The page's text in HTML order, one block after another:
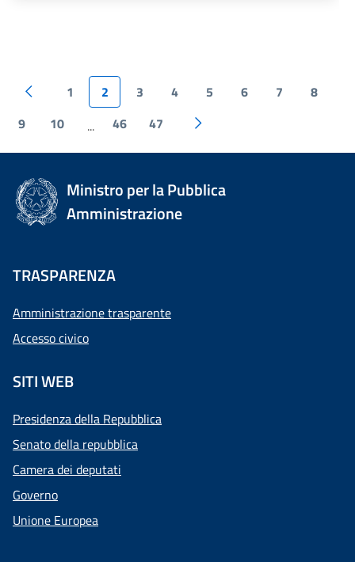
1 2 3 4 5 6 7
8
9
10 ... 46 47
Ministro per la Pubblica
Amministrazione
TRASPARENZA
Amministrazione trasparente
Accesso civico
SITI WEB
Presidenza della Repubblica
Senato della repubblica
Camera dei deputati
Governo
Unione Europea